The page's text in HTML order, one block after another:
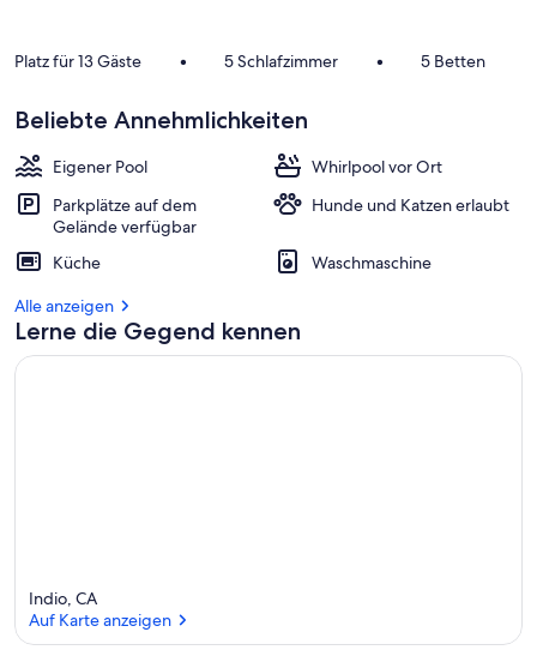
Platz für 13 Gäste • 5 Schlafzimmer • 5 Betten
Beliebte Annehmlichkeiten
Eigener Pool
Whirlpool vor Ort
Parkplätze auf dem
Gelände verfügbar
Hunde und Katzen erlaubt
Küche
Waschmaschine
Alle anzeigen
Lerne die Gegend kennen
Indio, CA
Auf Karte anzeigen